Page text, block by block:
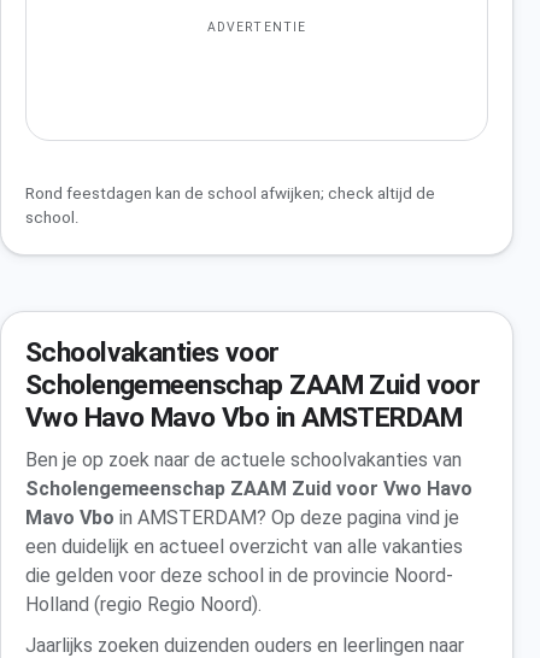
ADVERTENTIE
Rond feestdagen kan de school afwijken; check altijd de
school.
Schoolvakanties voor
Scholengemeenschap ZAAM Zuid voor
Vwo Havo Mavo Vbo in AMSTERDAM
Ben je op zoek naar de actuele schoolvakanties van
Scholengemeenschap ZAAM Zuid voor Vwo Havo
Mavo Vbo in AMSTERDAM? Op deze pagina vind je
een duidelijk en actueel overzicht van alle vakanties
die gelden voor deze school in de provincie Noord-
Holland (regio Regio Noord).
Jaarlijks zoeken duizenden ouders en leerlingen naar